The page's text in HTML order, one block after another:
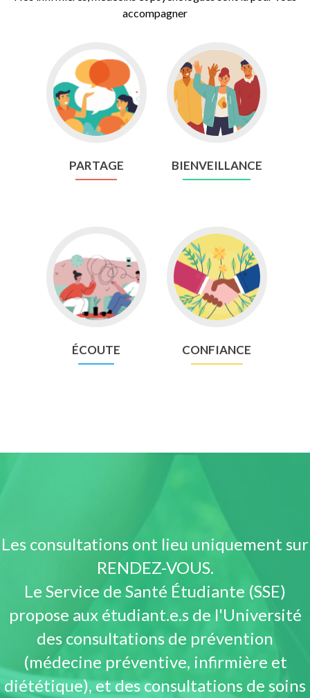
accompagner
Go
Partage
PARTAGE
to
Bienveillance
BIENVEILLANCE
to
écoute
ÉCOUTE
to
Confiance
CONFIANCE
Les consultations ont lieu uniquement sur
RENDEZ-VOUS.
Le Service de Santé Étudiante (SSE)
propose aux étudiant.e.s de l'Université
des consultations de prévention
(médecine préventive, infirmière et
diététique), et des consultations de soins